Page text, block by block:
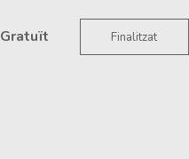
Gratuït Finalitzat